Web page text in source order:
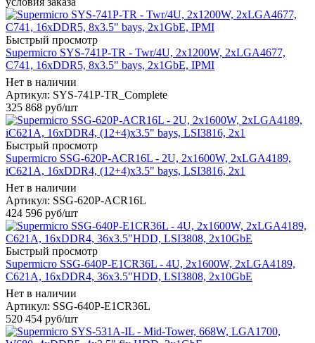
Быстрый просмотр
Supermicro SYS-741P-TR - Twr/4U, 2x1200W, 2xLGA4677,
C741, 16xDDR5, 8x3.5" bays, 2x1GbE, IPMI
Нет в наличии
Артикул: SYS-741P-TR_Complete
325 868 руб/шт
Быстрый просмотр
Supermicro SSG-620P-ACR16L - 2U, 2x1600W, 2xLGA4189,
iC621A, 16xDDR4, (12+4)x3.5" bays, LSI3816, 2x1
Нет в наличии
Артикул: SSG-620P-ACR16L
424 596 руб/шт
Быстрый просмотр
Supermicro SSG-640P-E1CR36L - 4U, 2x1600W, 2xLGA4189,
C621A, 16xDDR4, 36x3.5"HDD, LSI3808, 2x10GbE
Нет в наличии
Артикул: SSG-640P-E1CR36L
520 454 руб/шт